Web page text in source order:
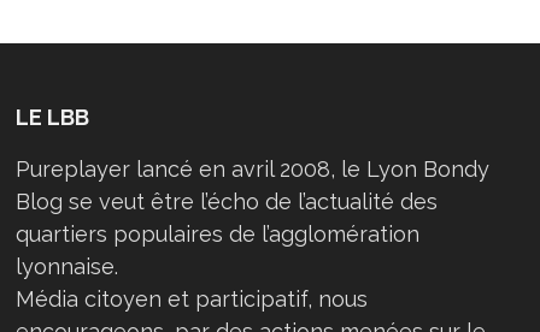
LE LBB
Pureplayer lancé en avril 2008, le Lyon Bondy
Blog se veut être l’écho de l’actualité des
quartiers populaires de l’agglomération
lyonnaise.
Média citoyen et participatif, nous